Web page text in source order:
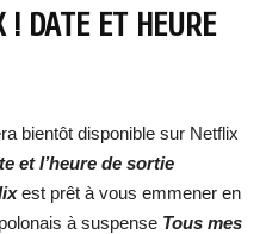
! DATE ET HEURE
bientôt disponible sur Netflix
et l’heure de sortie
est prêt à vous emmener en
à suspense Tous mes